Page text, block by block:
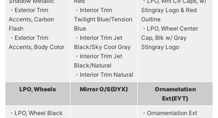
・Exterior Trim
Accents, Carbon
Flash
・Exterior Trim
Accents, Body Color
・Interior Trim
Twilight Blue/Tension
Blue
・Interior Trim Jet
Black/Sky Cool Gray
・Interior Trim Jet
Black/Natural
・Interior Trim Natural
Stingray Logo & Red
Outline
・LPO, Wheel Center
Cap, Blk w/ Gray
Stingray Logo
LPO, Wheels Mirror O/S(DYX)
Ornametation
Ext(EYT)
・LPO, Wheel Black
・Ornamentation Ext